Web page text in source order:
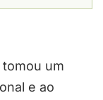
um
e ao